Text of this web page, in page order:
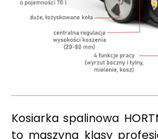
Kosiarka spalinowa
to maszyna klasy